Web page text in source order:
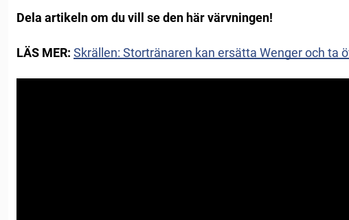
Dela artikeln om du vill se den här värvningen!
LÄS MER: Skrällen: Stortränaren kan ersätta Wenger och ta